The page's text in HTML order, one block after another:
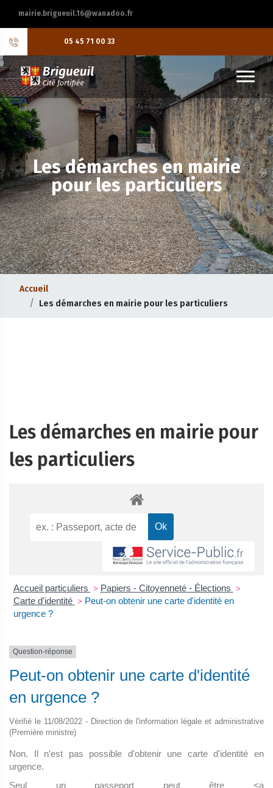
mairie.brigueuil.16@wanadoo.fr
05 45 71 00 33
Les démarches en mairie
pour les particuliers
Accueil
Les démarches en mairie pour les particuliers
Les démarches en mairie pour
les particuliers
Accueil particuliers > Papiers - Citoyenneté - Élections >
Carte d'identité > Peut-on obtenir une carte d'identité en
urgence ?
Question-réponse
Peut-on obtenir une carte d'identité
en urgence ?
Vérifié le 11/08/2022 - Direction de l'information légale et administrative
(Première ministre)
Non. Il n'est pas possible d'obtenir une carte d'identité en
urgence.
Seul un passeport peut être <a